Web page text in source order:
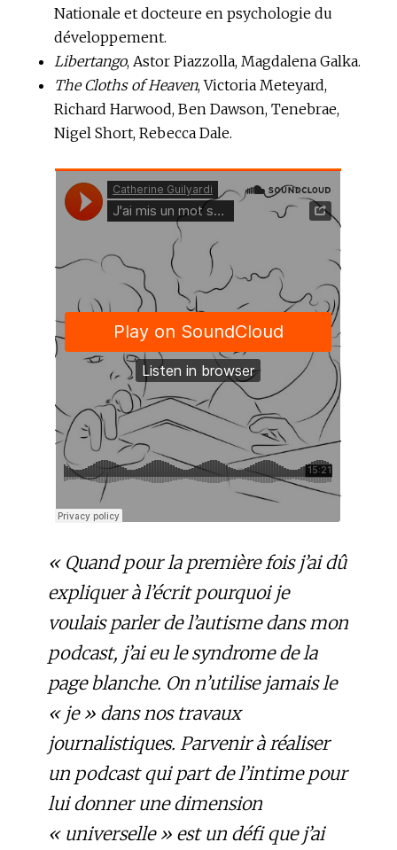
Nationale et docteure en psychologie du
développement.
Libertango, Astor Piazzolla, Magdalena Galka.
The Cloths of Heaven, Victoria Meteyard,
Richard Harwood, Ben Dawson, Tenebrae,
Nigel Short, Rebecca Dale.
« Quand pour la première fois j’ai dû
expliquer à l’écrit pourquoi je
voulais parler de l’autisme dans mon
podcast, j’ai eu le syndrome de la
page blanche. On n’utilise jamais le
« je » dans nos travaux
journalistiques. Parvenir à réaliser
un podcast qui part de l’intime pour
lui donner une dimension
« universelle » est un défi que j’ai